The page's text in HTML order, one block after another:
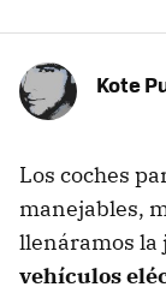
Kote
Los coches
manejables,
llenáramos la
vehículos